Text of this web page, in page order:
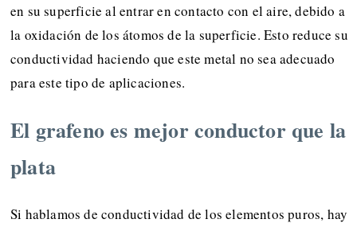
en su superficie al entrar en contacto con el aire, debido a
la oxidación de los átomos de la superficie. Esto reduce su
conductividad haciendo que este metal no sea adecuado
para este tipo de aplicaciones.
El grafeno es mejor conductor que la
plata
Si hablamos de conductividad de los elementos puros, hay